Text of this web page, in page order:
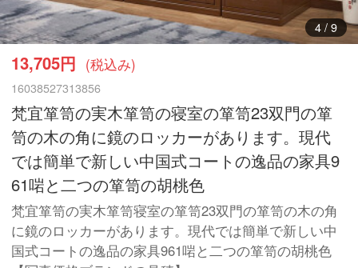
5/ 9
13,705円 (税込み)
16038527313856
梵宜箪笥の実木箪笥の寝室の箪笥23双門の箪
笥の木の角に鏡のロッカーがあります。現代
では簡単で新しい中国式コートの逸品の家具9
61啱と二つの箪笥の胡桃色
梵宜箪笥の実木箪笥寝室の箪笥23双門の箪笥の木の角
に鏡のロッカーがあります。現代では簡単で新しい中
国式コートの逸品の家具961啱と二つの箪笥の胡桃色